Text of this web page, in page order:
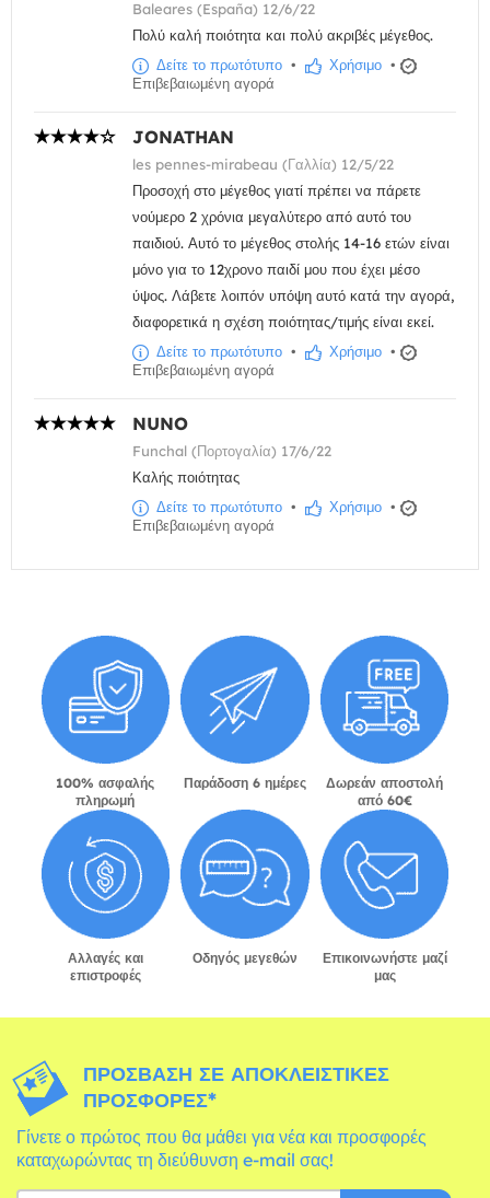
Baleares (España) 12/6/22
Πολύ καλή ποιότητα και πολύ ακριβές μέγεθος.
Δείτε το πρωτότυπο • Χρήσιμο •
Επιβεβαιωμένη αγορά
JONATHAN
les pennes-mirabeau (Γαλλία) 12/5/22
Προσοχή στο μέγεθος γιατί πρέπει να πάρετε
νούμερο 2 χρόνια μεγαλύτερο από αυτό του
παιδιού. Αυτό το μέγεθος στολής 14-16 ετών είναι
μόνο για το 12χρονο παιδί μου που έχει μέσο
ύψος. Λάβετε λοιπόν υπόψη αυτό κατά την αγορά,
διαφορετικά η σχέση ποιότητας/τιμής είναι εκεί.
Δείτε το πρωτότυπο • Χρήσιμο •
Επιβεβαιωμένη αγορά
NUNO
Funchal (Πορτογαλία) 17/6/22
Καλής ποιότητας
Δείτε το πρωτότυπο • Χρήσιμο •
Επιβεβαιωμένη αγορά
100% ασφαλής
πληρωμή
Παράδοση 6 ημέρες
Δωρεάν αποστολή
από 60€
Αλλαγές και
επιστροφές
Οδηγός μεγεθών
Επικοινωνήστε μαζί
μας
ΠΡΌΣΒΑΣΗ ΣΕ ΑΠΟΚΛΕΙΣΤΙΚΈΣ
ΠΡΟΣΦΟΡΈΣ*
Γίνετε ο πρώτος που θα μάθει για νέα και προσφορές
καταχωρώντας τη διεύθυνση e-mail σας!